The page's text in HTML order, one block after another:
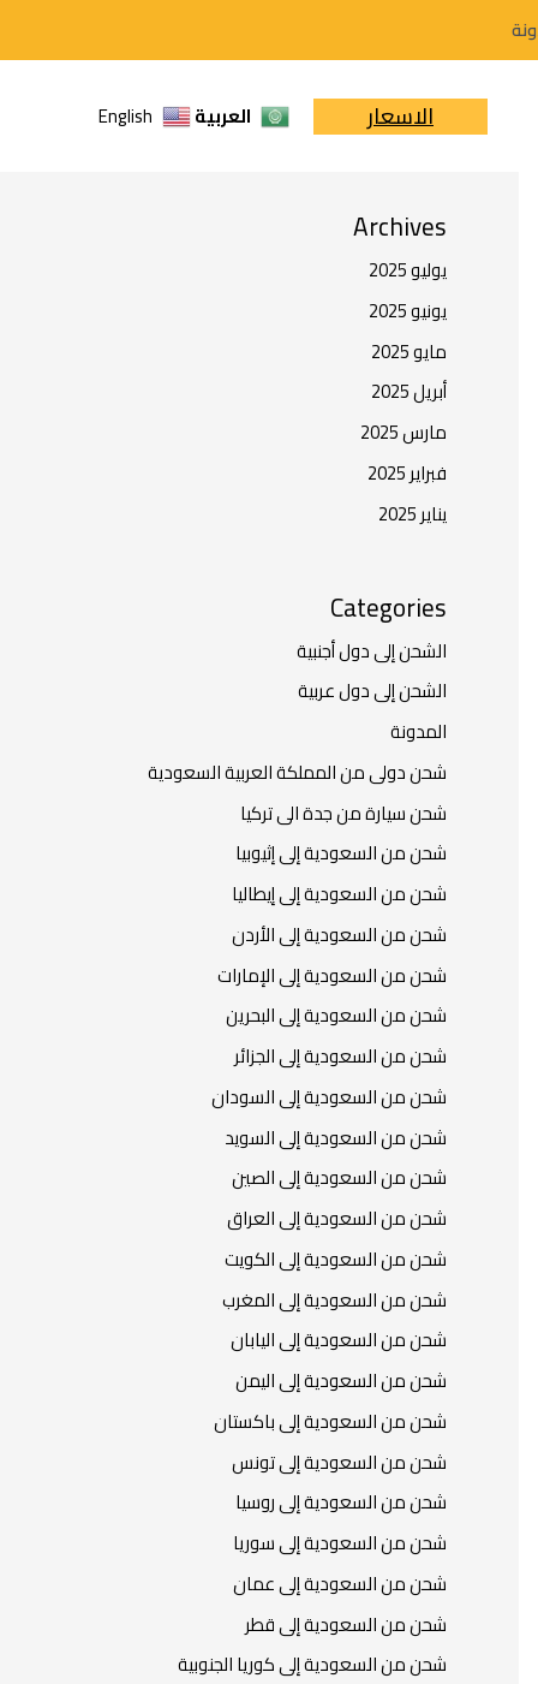
الاسعار العربية English
البحث
البحث
Archives
يوليو 2025
يونيو 2025
مايو 2025
أبريل 2025
مارس 2025
فبراير 2025
يناير 2025
Categories
الشحن إلى دول أجنبية
الشحن إلى دول عربية
المدونة
شحن دولى من المملكة العربية السعودية
شحن سيارة من جدة الى تركيا
شحن من السعودية إلى إثيوبيا
شحن من السعودية إلى إيطاليا
شحن من السعودية إلى الأردن
شحن من السعودية إلى الإمارات
شحن من السعودية إلى البحرين
شحن من السعودية إلى الجزائر
شحن من السعودية إلى السودان
شحن من السعودية إلى السويد
شحن من السعودية إلى الصين
شحن من السعودية إلى العراق
شحن من السعودية إلى الكويت
شحن من السعودية إلى المغرب
شحن من السعودية إلى اليابان
شحن من السعودية إلى اليمن
شحن من السعودية إلى باكستان
شحن من السعودية إلى تونس
شحن من السعودية إلى روسيا
شحن من السعودية إلى سوريا
شحن من السعودية إلى عمان
شحن من السعودية إلى قطر
شحن من السعودية إلى كوريا الجنوبية